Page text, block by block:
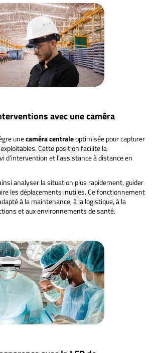
avec une caméra
unecaméra centraleoptimisée pour capturer
Cette position facilite la
d’intervention et l’assistance à distance en
analyser la situation plus rapidement, guider
les déplacements inutiles. Ce fonctionnement
à la maintenance, à la logistique, à la
et aux environnements de santé.